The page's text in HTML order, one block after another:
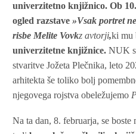
univerzitetno knjižnico. Ob
ogled razstave »Vsak portret
risbe Melite Vovkz avtorji,ki mu
univerzitetne knjižnice. NUK
stvaritve Jožeta Plečnika, leto
arhitekta še toliko bolj
njegovega rojstva obeležujemo
Na ta dan, 8. februarja, se